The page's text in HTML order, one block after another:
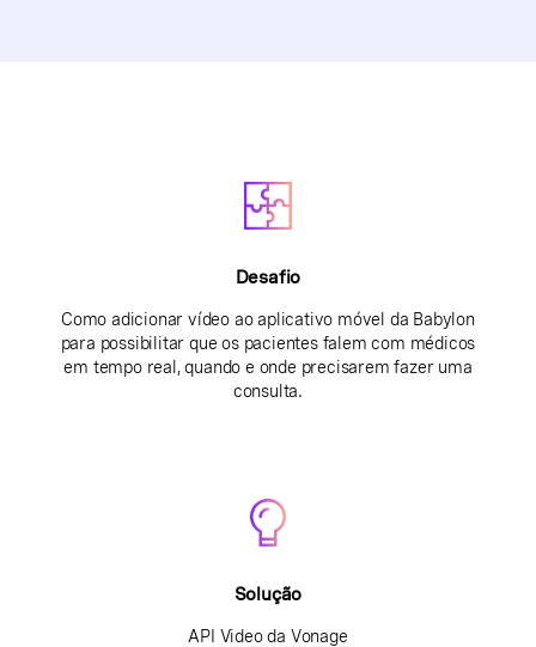
Desafio
Como adicionar vídeo ao aplicativo móvel da Babylon
para possibilitar que os pacientes falem com médicos
em tempo real, quando e onde precisarem fazer uma
consulta.
Solução
API Video da Vonage